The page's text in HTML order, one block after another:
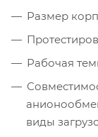
Размер
Рабочая
виды